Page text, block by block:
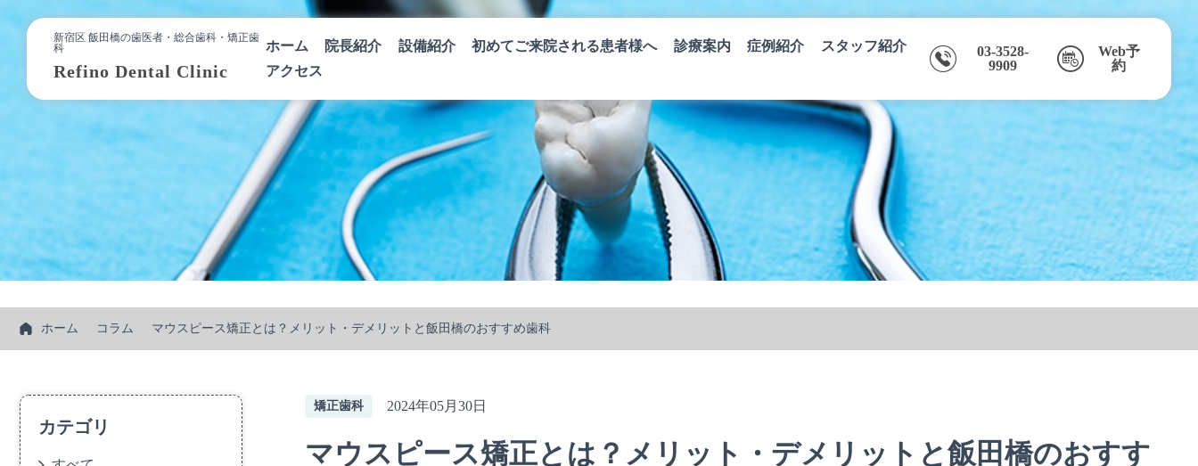
新宿区 飯田橋の歯医者・総合歯科・矯正歯
科
Refino Dental Clinic
ホーム 院長紹介 設備紹介 初めてご来院される患者様へ 診療案内 症例紹介
スタッフ紹介
アクセス
03-3528-
9909
Web予
約
ホーム コラム マウスピース矯正とは？メリット・デメリットと飯田橋のおすすめ歯科
矯正歯科 2024年05月30日
マウスピース矯正とは？メリット・デメリットと飯田橋のおすす
カテゴリ